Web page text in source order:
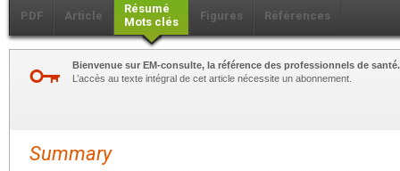
PDF Article
Résumé
Mots clés
Figures Références
Bienvenue sur EM-consulte, la référence des professionnels de santé.
L’accès au texte intégral de cet article nécessite un abonnement.
Summary